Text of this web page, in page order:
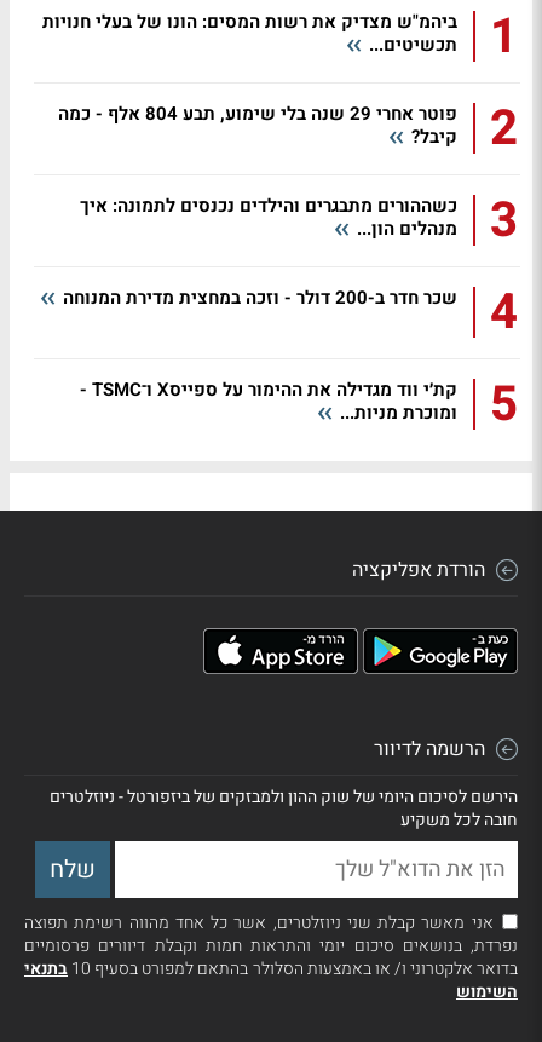
1
ביהמ"ש מצדיק את רשות המסים: הונו של בעלי חנויות
תכשיטים...
2
פוטר אחרי 29 שנה בלי שימוע, תבע 804 אלף - כמה
קיבל?
3
כשההורים מתבגרים והילדים נכנסים לתמונה: איך
מנהלים הון...
4 שכר חדר ב-200 דולר - וזכה במחצית מדירת המנוחה
5
קת׳י ווד מגדילה את ההימור על ספייסX ו־TSMC -
ומוכרת מניות...
הורדת אפליקציה
הרשמה לדיוור
הירשם לסיכום היומי של שוק ההון ולמבזקים של ביזפורטל - ניוזלטרים
חובה לכל משקיע
אני מאשר קבלת שני ניוזלטרים, אשר כל אחד מהווה רשימת תפוצה
נפרדת, בנושאים סיכום יומי והתראות חמות וקבלת דיוורים פרסומיים
בדואר אלקטרוני ו/ או באמצעות הסלולר בהתאם למפורט בסעיף 10
בתנאי
השימוש